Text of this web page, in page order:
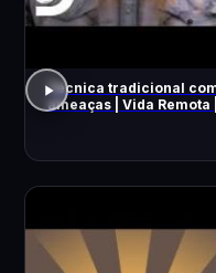
Técnica tradicional
ameaças | Vida